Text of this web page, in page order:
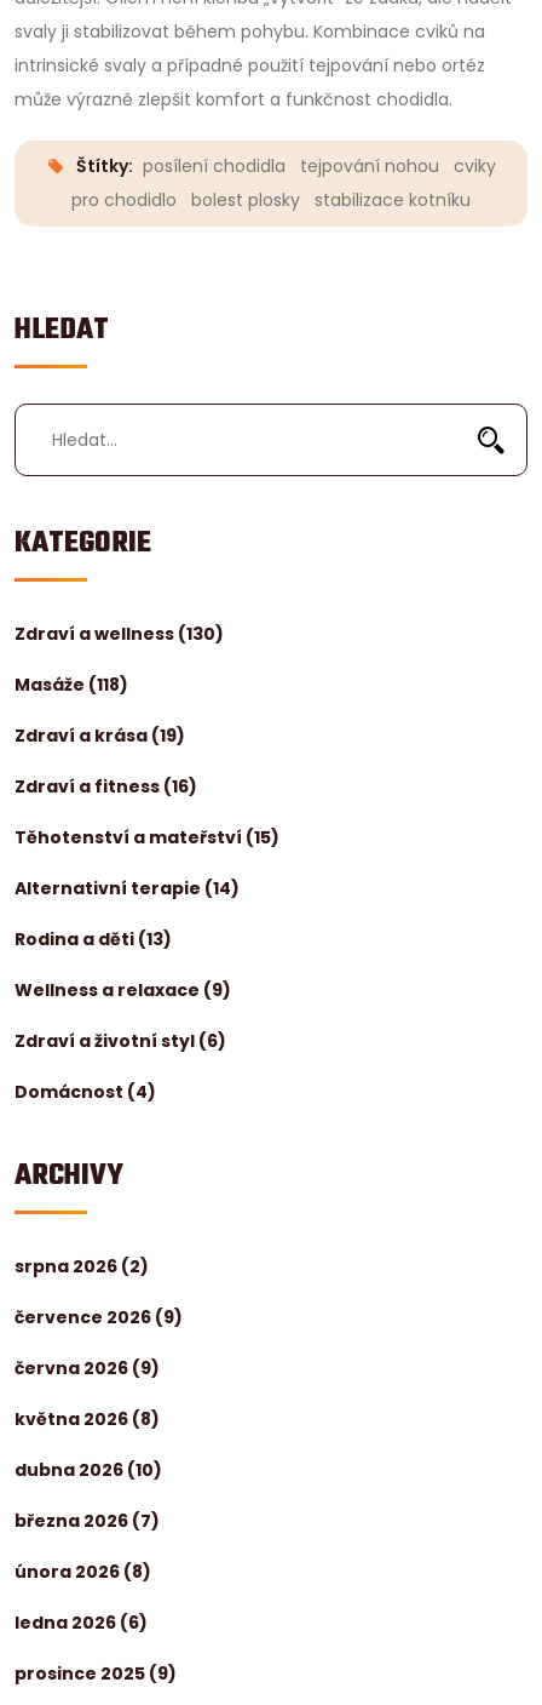
HLEDAT
KATEGORIE
Zdraví a wellness (130)
Masáže (118)
Zdraví a krása (19)
Zdraví a fitness (16)
Těhotenství a mateřství (15)
Alternativní terapie (14)
Rodina a děti (13)
Wellness a relaxace (9)
Zdraví a životní styl (6)
Domácnost (4)
ARCHIVY
srpna 2026 (2)
července 2026 (9)
června 2026 (9)
května 2026 (8)
dubna 2026 (10)
března 2026 (7)
února 2026 (8)
ledna 2026 (6)
prosince 2025 (9)
svaly ji stabilizovat během pohybu. Kombinace cviků na
intrinsické svaly a případné použití tejpování nebo ortéz
může výrazně zlepšit komfort a funkčnost chodidla.
Štítky: posílení chodidla tejpování nohou
cviky
pro chodidlo
bolest plosky stabilizace kotníku